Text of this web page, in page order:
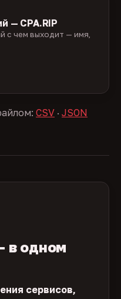
— CPA.RIP
с чем выходит — имя,
CSV · JSON
в одном
сервисов,